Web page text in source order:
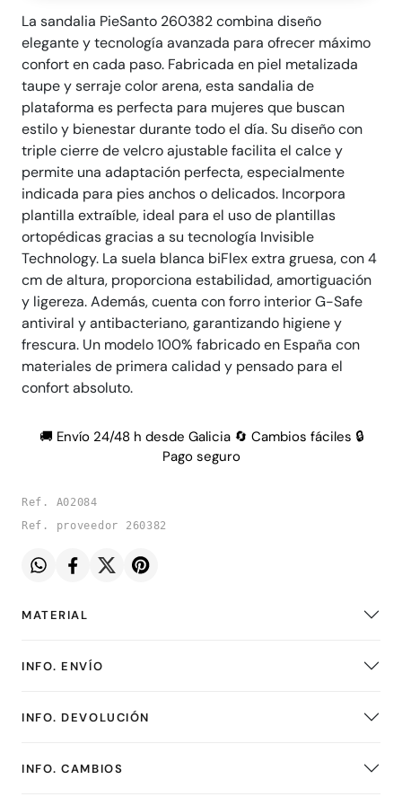
La sandalia PieSanto 260382 combina diseño
elegante y tecnología avanzada para ofrecer máximo
confort en cada paso. Fabricada en piel metalizada
taupe y serraje color arena, esta sandalia de
plataforma es perfecta para mujeres que buscan
estilo y bienestar durante todo el día. Su diseño con
triple cierre de velcro ajustable facilita el calce y
permite una adaptación perfecta, especialmente
indicada para pies anchos o delicados. Incorpora
plantilla extraíble, ideal para el uso de plantillas
ortopédicas gracias a su tecnología Invisible
Technology. La suela blanca biFlex extra gruesa, con 4
cm de altura, proporciona estabilidad, amortiguación
y ligereza. Además, cuenta con forro interior G-Safe
antiviral y antibacteriano, garantizando higiene y
frescura. Un modelo 100% fabricado en España con
materiales de primera calidad y pensado para el
confort absoluto.
🚚 Envío 24/48 h desde Galicia 🔄 Cambios fáciles 🔒
Pago seguro
Ref. A02084
Ref. proveedor 260382
MATERIAL
INFO. ENVÍO
INFO. DEVOLUCIÓN
INFO. CAMBIOS